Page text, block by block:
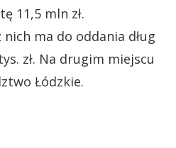
11,5 mln zł.
ma do oddania dług
zł. Na drugim miejscu
Łódzkie.